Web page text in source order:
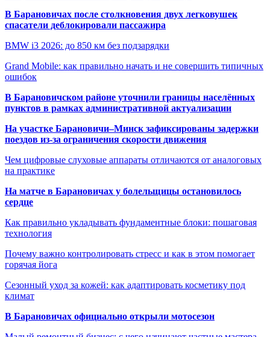
В Барановичах после столкновения двух легковушек
спасатели деблокировали пассажира
BMW i3 2026: до 850 км без подзарядки
Grand Mobile: как правильно начать и не совершить типичных
ошибок
В Барановичском районе уточнили границы населённых
пунктов в рамках административной актуализации
На участке Барановичи–Минск зафиксированы задержки
поездов из-за ограничения скорости движения
Чем цифровые слуховые аппараты отличаются от аналоговых
на практике
На матче в Барановичах у болельщицы остановилось
сердце
Как правильно укладывать фундаментные блоки: пошаговая
технология
Почему важно контролировать стресс и как в этом помогает
горячая йога
Сезонный уход за кожей: как адаптировать косметику под
климат
В Барановичах официально открыли мотосезон